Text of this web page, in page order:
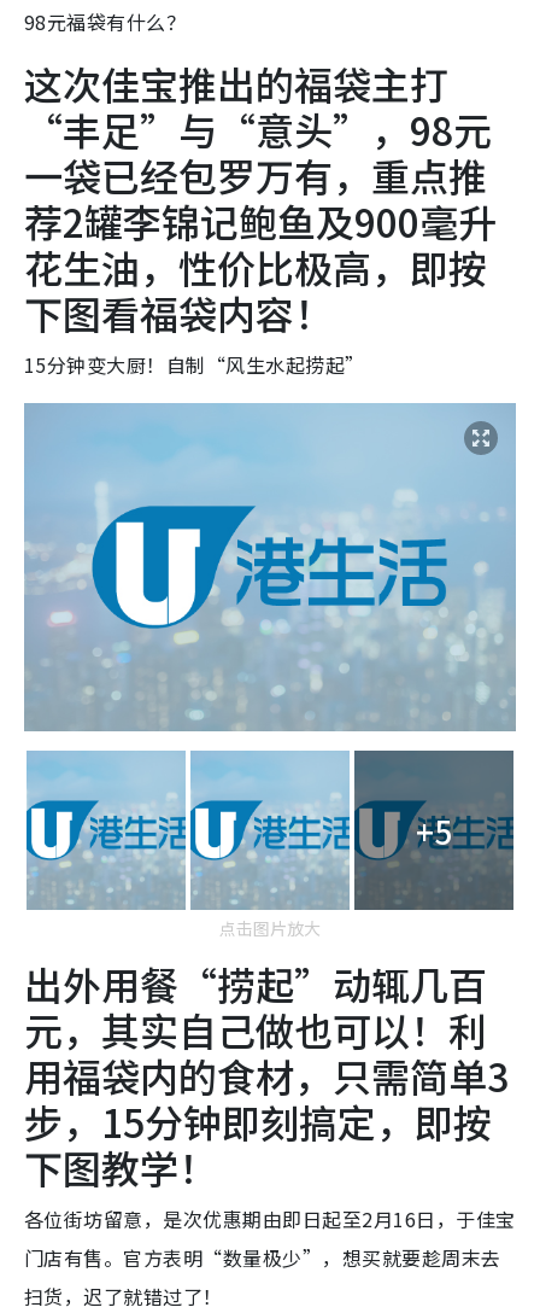
98元福袋有什么？
这次佳宝推出的福袋主打
“丰足”与“意头”，98元
一袋已经包罗万有，重点推
荐2罐李锦记鲍鱼及900毫升
花生油，性价比极高，即按
下图看福袋内容！
15分钟变大厨！自制“风生水起捞起”
+5
点击图片放大
出外用餐“捞起”动辄几百
元，其实自己做也可以！利
用福袋内的食材，只需简单3
步，15分钟即刻搞定，即按
下图教学！
各位街坊留意，是次优惠期由即日起至2月16日，于佳宝
门店有售。官方表明“数量极少”，想买就要趁周末去
扫货，迟了就错过了！